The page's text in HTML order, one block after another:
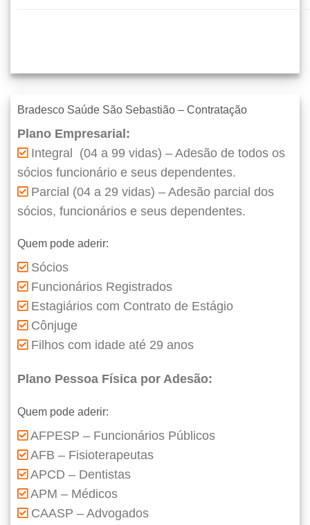
Bradesco Saúde São Sebastião – Contratação
Plano Empresarial:
Integral (04 a 99 vidas) – Adesão de todos os
sócios funcionário e seus dependentes.
Parcial (04 a 29 vidas) – Adesão parcial dos
sócios, funcionários e seus dependentes.
Quem pode aderir:
Sócios
Funcionários Registrados
Estagiários com Contrato de Estágio
Cônjuge
Filhos com idade até 29 anos
Plano Pessoa Física por Adesão:
Quem pode aderir:
AFPESP – Funcionários Públicos
AFB – Fisioterapeutas
APCD – Dentistas
APM – Médicos
CAASP – Advogados